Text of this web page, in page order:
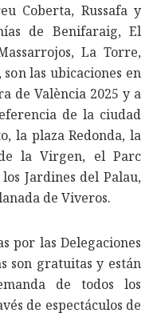
Coberta, Russafa y
de Benifaraig, El
La Torre,
las ubicaciones en
de València 2025 y a
de la ciudad
la plaza Redonda, la
la Virgen, el Parc
Jardines del Palau,
de Viveros.
por las Delegaciones
son gratuitas y están
de todos los
de espectáculos de